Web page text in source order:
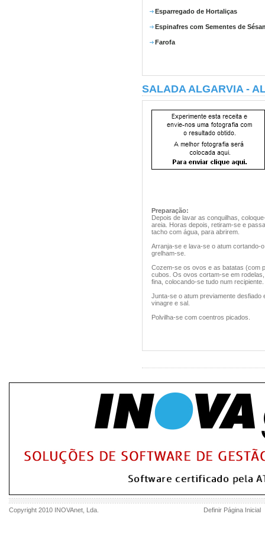
Esparregado de Hortaliças
Espinafres com Sementes de
Farofa
SALADA ALGARVIA -
Preparação:
Depois de lavar as conquilhas,
areia. Horas depois, retiram-se e
tacho com água, para abrirem.
Arranja-se e lava-se o atum cortando-
grelham-se.
Cozem-se os ovos e as batatas (com
cubos. Os ovos cortam-se em
fina, colocando-se tudo num recipiente.
Junta-se o atum previamente
vinagre e sal.
Polvilha-se com coentros picados.
Copyright 2010 INOVAnet , Lda. Definir Página Inicial